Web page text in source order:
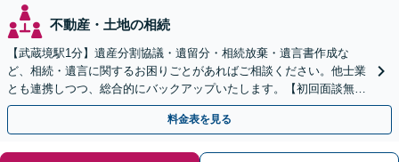
不動産・土地の相続
【武蔵境駅1分】遺産分割協議・遺留分・相続放棄・遺言書作成な
ど、相続・遺言に関するお困りごとがあればご相談ください。他士業
とも連携しつつ、総合的にバックアップいたします。【初回面談無
料】【休日・夜間面談可】
料金表を見る